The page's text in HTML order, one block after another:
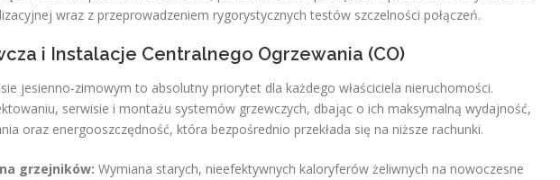
wraz z przeprowadzeniem rygorystycznych testów szczelności połączeń.
i Instalacje Centralnego Ogrzewania (CO)
jesienno-zimowym to absolutny priorytet dla każdego właściciela nieruchomości.
serwisie i montażu systemów grzewczych, dbając o ich maksymalną wydajność,
oraz energooszczędność, która bezpośrednio przekłada się na niższe rachunki.
grzejników: Wymiana starych, nieefektywnych kaloryferów żeliwnych na nowoczesne